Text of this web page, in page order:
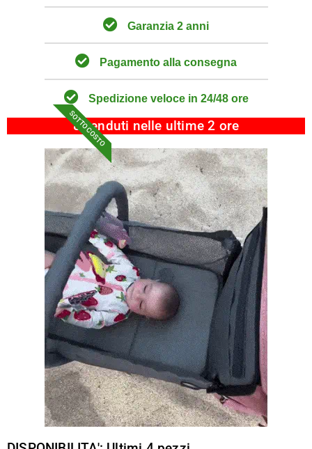
Garanzia 2 anni
Pagamento alla consegna
Spedizione veloce in 24/48 ore
SOTTO COSTO
8 venduti nelle ultime 2 ore